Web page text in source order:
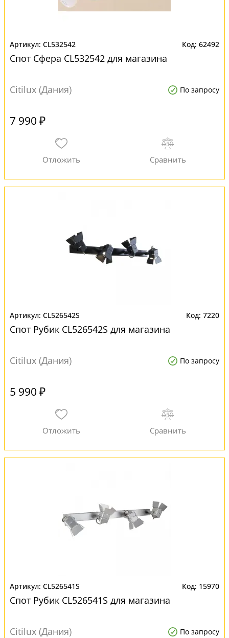
CL532542 62492
Спот Сфера CL532542 для магазина
Citilux (Дания) По запросу
7 990 ₽
CL526542S 7220
Спот Рубик CL526542S для магазина
Citilux (Дания) По запросу
5 990 ₽
CL526541S 15970
Спот Рубик CL526541S для магазина
Citilux (Дания) По запросу